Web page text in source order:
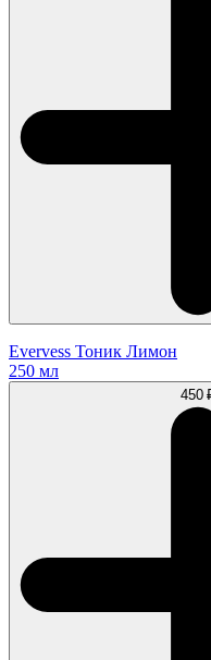
Evervess Тоник Лимон
250 мл
450